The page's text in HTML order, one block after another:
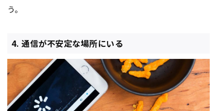
う。
4. 通信が不安定な場所にいる